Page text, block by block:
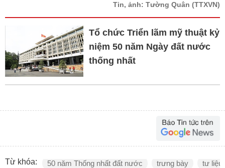
Tin, ảnh: Tường Quân (TTXVN)
Tổ chức Triển lãm mỹ thuật kỷ
niệm 50 năm Ngày đất nước
thống nhất
Từ khóa: 50 năm Thống nhất đất nước trưng bày tư liệu